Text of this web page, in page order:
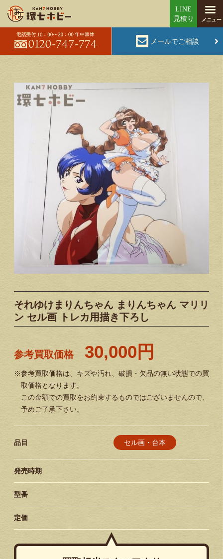
メールでご相談
それゆけまりんちゃん まりんちゃん マリリ
ン セル画 トレカ用描き下ろし
参考買取価格 30,000円
※参考買取価格は、キズや汚れ、破損・欠品の無い状態での買
取価格となります。
この金額での買取をお約束するものではございませんので、
予めご了承下さい。
品目 セル画・台本
発売時期
型番
定価